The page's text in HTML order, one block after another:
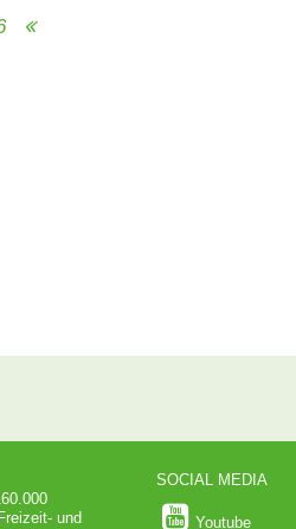
und
SOCIAL MEDIA
Youtube